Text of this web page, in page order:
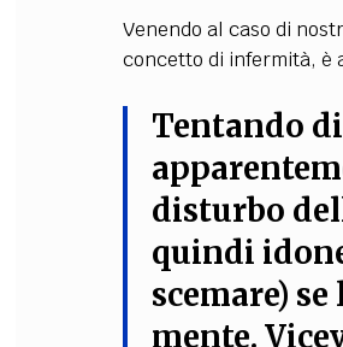
Venendo al caso di
concetto di infermità, è
Tentando
disturbo
quindi
scemare)
mente.